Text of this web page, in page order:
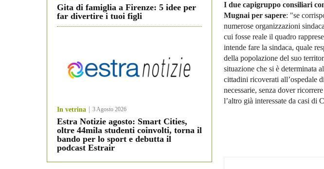
Gita di famiglia a Firenze: 5 idee per
far divertire i tuoi figli
In vetrina 3 Agosto 2026
Estra Notizie agosto: Smart Cities,
oltre 44mila studenti coinvolti, torna il
bando per lo sport e debutta il
podcast Estrair
I due capigruppo consiliari
Mugnai per sapere: "se
numerose organizzazioni
cui fosse reale il quadro
intende fare la sindaca, quale
della popolazione del suo
situazione che si è determinata
cittadini ricoverati all’ospedale
necessarie, senza dover
l’altro già interessate da casi di